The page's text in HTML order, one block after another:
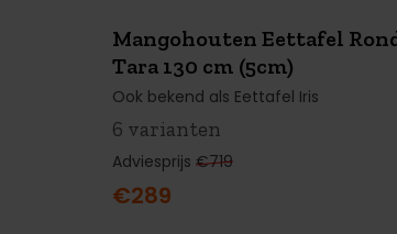
SUMMERSALE
€430 KORTING
Mangohouten Eettafel
Tara 130 cm (5cm)
Ook bekend als Eettafel Iris
6 varianten
Adviesprijs €719
€289